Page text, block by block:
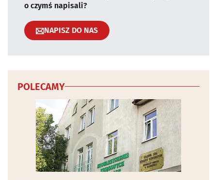
o czymś napisali?
NAPISZ DO NAS
POLECAMY